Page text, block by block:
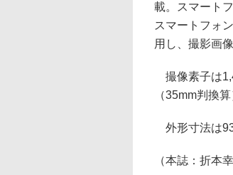
載。スマート
スマートフォ
用し、撮影画
撮像素子は
（35mm判換
外形寸法は
（本誌：折本幸